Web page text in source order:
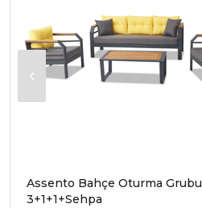
Assento Bahçe Oturma Grubu
3+1+1+Sehpa